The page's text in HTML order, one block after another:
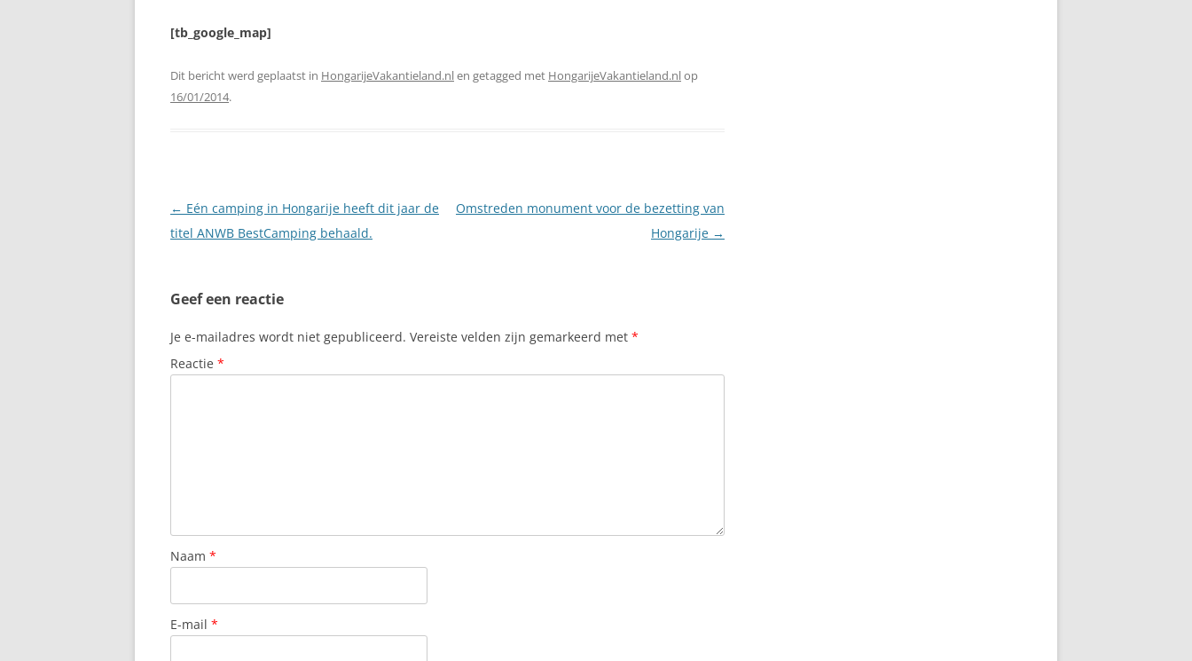
[tb_google_map]
Dit bericht werd geplaatst in HongarijeVakantieland.nlen getagged met HongarijeVakantieland.nlop
16/01/2014.
Berichtnavigatie
← Eén camping in Hongarije heeft dit jaar de
titel ANWB BestCamping behaald.
Omstreden monument voor de bezetting van
Hongarije →
Geef een reactie
Je e-mailadres wordt niet gepubliceerd. Vereiste velden zijn gemarkeerd met *
Reactie *
Naam *
E-mail *